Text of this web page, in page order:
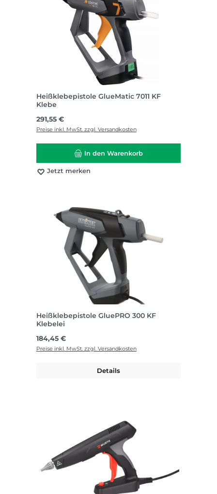
Heißklebepistole GlueMatic 7011 KF
Klebe
Regulärer Preis:
291,55 €
Preise inkl. MwSt. zzgl. Versandkosten
In den Warenkorb
Jetzt merken
Heißklebepistole GluePRO 300 KF
Klebelei
Regulärer Preis:
184,45 €
Preise inkl. MwSt. zzgl. Versandkosten
Details